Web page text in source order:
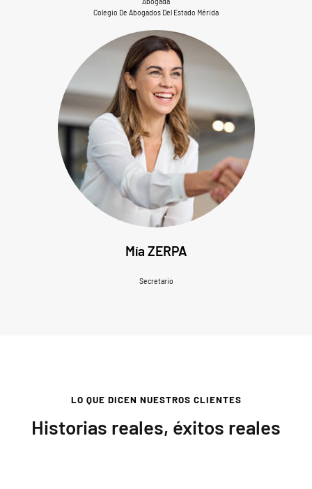
Colegio De Abogados Del Estado Mérida
Mía ZERPA
Secretario
LO QUE DICEN NUESTROS CLIENTES
Historias reales, éxitos reales